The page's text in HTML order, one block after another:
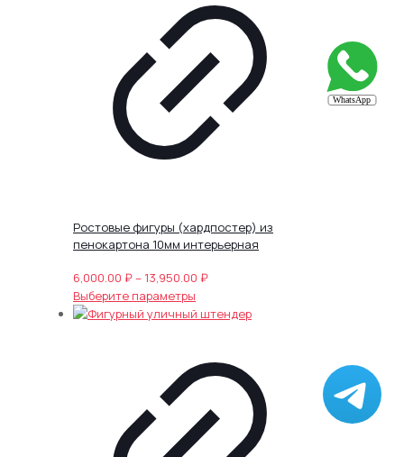
Опции
можно
на
странице
товара.
Ростовые фигуры (хардпостер) из
пенокартона 10мм интерьерная
6,000.00 ₽– 13,950.00 ₽Диапазон
6,000.00 ₽
Выберите параметры
товар
вариаций.
Опции
выбрать
на